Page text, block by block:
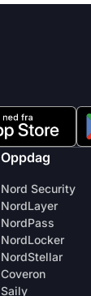
Oppdag
Nord Security
NordLayer
NordPass
NordLocker
NordStellar
Coveron
Saily